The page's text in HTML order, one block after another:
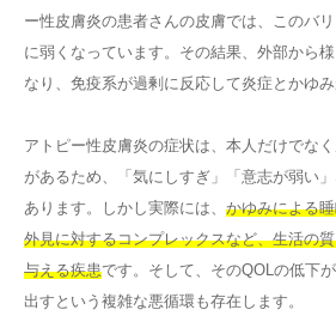
ー性皮膚炎の患者さんの皮膚では、このバ
に弱くなっています。その結果、外部から
なり、免疫系が過剰に反応して炎症とかゆみ
アトピー性皮膚炎の症状は、本人だけでな
があるため、「気にしすぎ」「意志が弱い
あります。しかし実際には、 かゆみによる
外見に対するコンプレックスなど、生活の
与える疾患です。そして、そのQOLの低下
出すという複雑な悪循環も存在します。